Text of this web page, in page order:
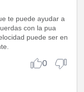
te puede ayudar a
con la pua
puede ser en
0